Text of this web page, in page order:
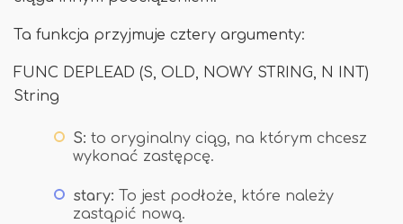
Ta funkcja przyjmuje cztery argumenty:
FUNC DEPLEAD (S, OLD, NOWY STRING, N INT)
String
S: to oryginalny ciąg, na którym chcesz
wykonać zastępcę.
stary: To jest podłoże, które należy
zastąpić nową.